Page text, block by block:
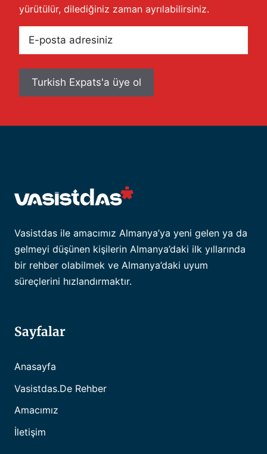
yürütülür, dilediğiniz zaman ayrılabilirsiniz.
posta
adresiniz
Vasistdas ile amacımız Almanya’ya yeni gelen ya da
gelmeyi düşünen kişilerin Almanya’daki ilk yıllarında
bir rehber olabilmek ve Almanya’daki uyum
süreçlerini hızlandırmaktır.
Sayfalar
Anasayfa
Vasistdas.de Rehber
Amacımız
İletişim